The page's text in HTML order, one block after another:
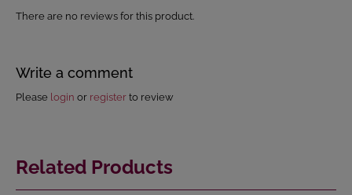
There are no reviews for this product.
Write a comment
Please login or register to review
Related Products